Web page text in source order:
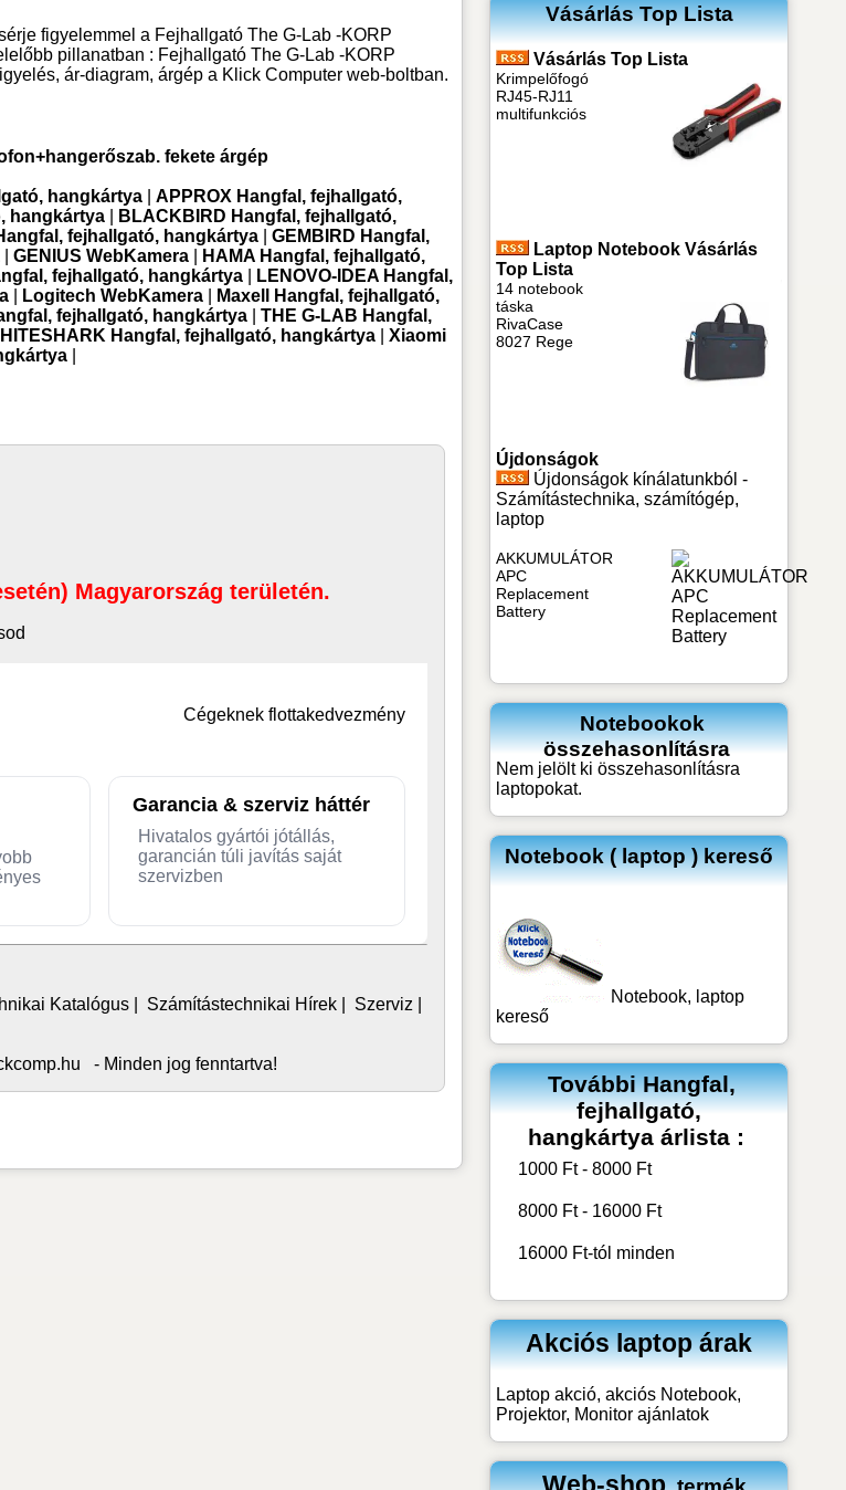
figyelemmel a Fejhallgató The G-Lab -KORP
pillanatban : Fejhallgató The G-Lab -KORP
ár-diagram, árgép a Klick Computer web-boltban.
fekete árgép
hangkártya |APPROX Hangfal, fejhallgató,
hangkártya|
BLACKBIRD Hangfal, fejhallgató,
fejhallgató, hangkártya |GEMBIRD Hangfal,
| GENIUS WebKamera|
HAMA Hangfal, fejhallgató,
fejhallgató, hangkártya|
LENOVO-IDEA Hangfal,
| Logitech WebKamera|
Maxell Hangfal, fejhallgató,
fejhallgató, hangkártya |THE G-LAB Hangfal,
Hangfal, fejhallgató, hangkártya |Xiaomi
|
Magyarország területén.
Cégeknek flottakedvezmény
Garancia & szerviz háttér
Hivatalos gyártói jótállás,
garancián túli javítás saját
szervizben
Katalógus| Számítástechnikai Hírek| Szerviz
- Minden jog fenntartva!
Vásárlás Top Lista
Vásárlás Top Lista
Krimpelőfogó
RJ45-RJ11
multifunkciós
Laptop Notebook Vásárlás
Top Lista
14 notebook
táska
RivaCase
8027 Rege
Újdonságok
Újdonságok kínálatunkból -
Számítástechnika, számítógép,
laptop
AKKUMULÁTOR
APC
Replacement
Battery
Notebookok
összehasonlításra
Nem jelölt ki összehasonlításra
laptopokat.
Notebook ( laptop ) kereső
Notebook, laptop
kereső
TovábbiHangfal,
fejhallgató,
hangkártya árlista :
1000 Ft - 8000 Ft
8000 Ft - 16000 Ft
16000 Ft-tól minden
Akciós laptop árak
Laptop akció, akciós Notebook,
Projektor, Monitor ajánlatok